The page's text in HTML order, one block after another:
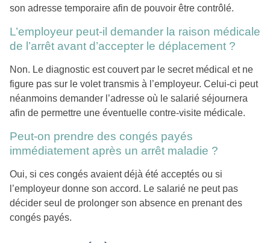
son adresse temporaire afin de pouvoir être contrôlé.
L’employeur peut-il demander la raison médicale
de l’arrêt avant d’accepter le déplacement ?
Non. Le diagnostic est couvert par le secret médical et ne
figure pas sur le volet transmis à l’employeur. Celui-ci peut
néanmoins demander l’adresse où le salarié séjournera
afin de permettre une éventuelle contre-visite médicale.
Peut-on prendre des congés payés
immédiatement après un arrêt maladie ?
Oui, si ces congés avaient déjà été acceptés ou si
l’employeur donne son accord. Le salarié ne peut pas
décider seul de prolonger son absence en prenant des
congés payés.